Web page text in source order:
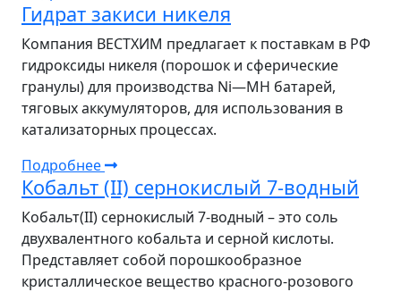
Гидрат закиси никеля
Компания ВЕСТХИМ предлагает к поставкам в РФ
гидроксиды никеля (порошок и сферические
гранулы) для производства Ni—MH батарей,
тяговых аккумуляторов, для использования в
катализаторных процессах.
Подробнее
Кобальт (II) сернокислый 7-водный
Кобальт(II) сернокислый 7-водный – это соль
двухвалентного кобальта и серной кислоты.
Представляет собой порошкообразное
кристаллическое вещество красного-розового